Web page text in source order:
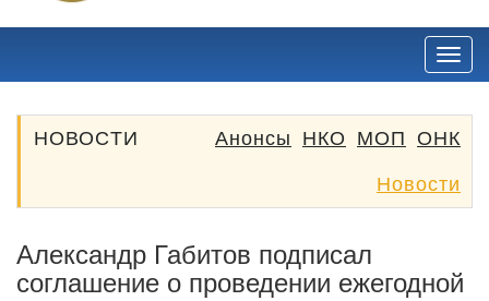
НОВОСТИ ОНК
МОП
НКО
Анонсы
Новости
Александр Габитов подписал
соглашение о проведении ежегодной